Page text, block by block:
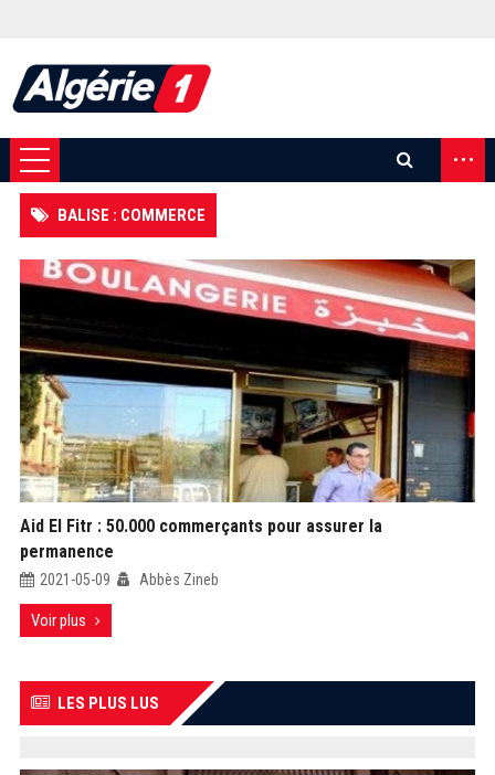
...
BALISE : COMMERCE
Aid El Fitr : 50.000 commerçants pour assurer la
permanence
2021-05-09 Abbès Zineb
Voir plus
LES PLUS LUS